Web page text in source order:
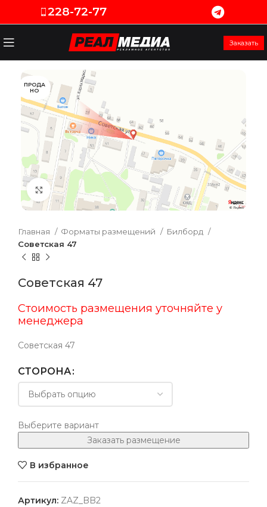
228-72-77
Заказать
ПРОДА
НО
Увеличить
Главная Форматы размещений
Билборд
Советская 47
Советская 47
Стоимость размещения уточняйте у
менеджера
Советская 47
СТОРОНА
Выберите вариант
Заказать размещение
В избранное
Артикул: ZAZ_BB2